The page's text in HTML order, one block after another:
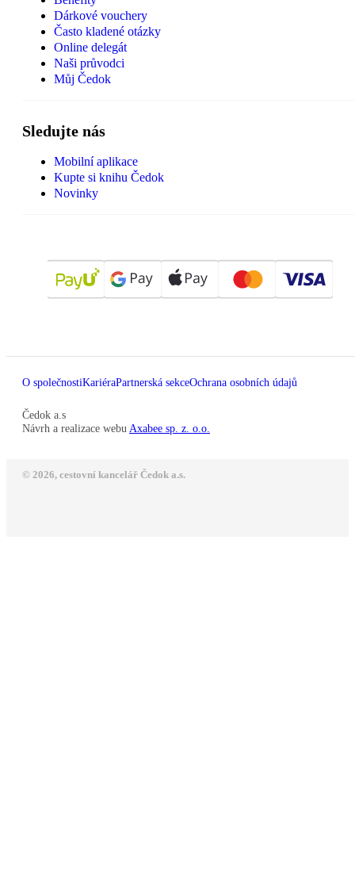
Dárkové vouchery
Často kladené otázky
Online delegát
Naši průvodci
Můj Čedok
Sledujte nás
Mobilní aplikace
Kupte si knihu Čedok
Novinky
O společnostiKariéraPartnerská sekceOchrana osobních údajů
Čedok a.s
Návrh a realizace webu Axabee sp. z. o.o.
© 2026, cestovní kancelář Čedok a.s.